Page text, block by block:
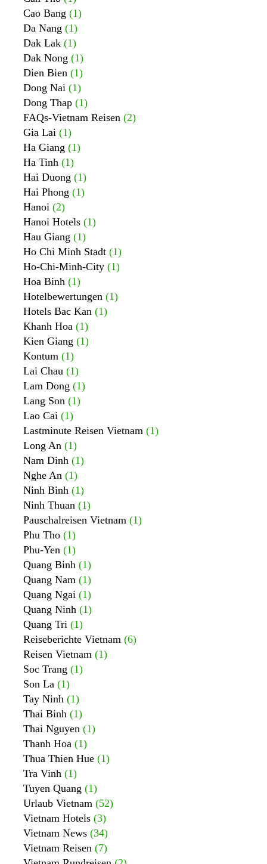
Cao Bang (1)
Da Nang (1)
Dak Lak (1)
Dak Nong (1)
Dien Bien (1)
Dong Nai (1)
Dong Thap (1)
FAQs-Vietnam Reisen (2)
Gia Lai (1)
Ha Giang (1)
Ha Tinh (1)
Hai Duong (1)
Hai Phong (1)
Hanoi (2)
Hanoi Hotels (1)
Hau Giang (1)
Ho Chi Minh Stadt (1)
Ho-Chi-Minh-City (1)
Hoa Binh (1)
Hotelbewertungen (1)
Hotels Bac Kan (1)
Khanh Hoa (1)
Kien Giang (1)
Kontum (1)
Lai Chau (1)
Lam Dong (1)
Lang Son (1)
Lao Cai (1)
Lastminute Reisen Vietnam (1)
Long An (1)
Nam Dinh (1)
Nghe An (1)
Ninh Binh (1)
Ninh Thuan (1)
Pauschalreisen Vietnam (1)
Phu Tho (1)
Phu-Yen (1)
Quang Binh (1)
Quang Nam (1)
Quang Ngai (1)
Quang Ninh (1)
Quang Tri (1)
Reiseberichte Vietnam (6)
Reisen Vietnam (1)
Soc Trang (1)
Son La (1)
Tay Ninh (1)
Thai Binh (1)
Thai Nguyen (1)
Thanh Hoa (1)
Thua Thien Hue (1)
Tra Vinh (1)
Tuyen Quang (1)
Urlaub Vietnam (52)
Vietnam Hotels (3)
Vietnam News (34)
Vietnam Reisen (7)